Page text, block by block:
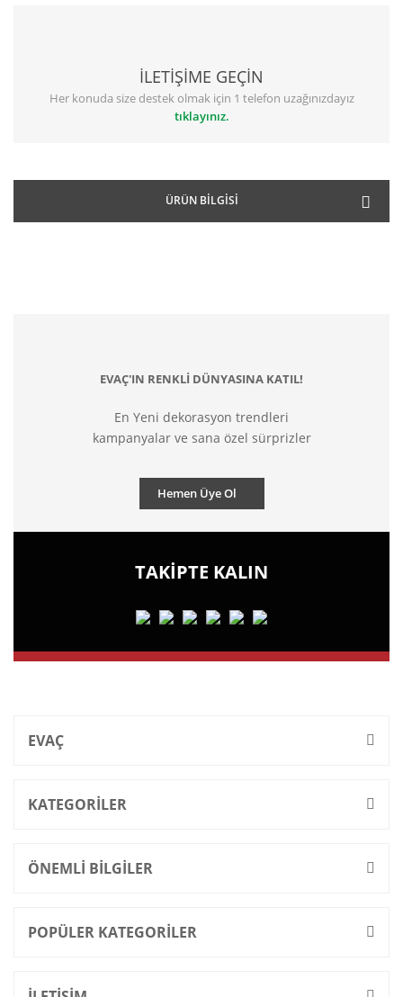
İLETİŞİME GEÇİN
Her konuda size destek olmak için 1 telefon uzağınızdayız
tıklayınız.
ÜRÜN BILGISI
EVAÇ'IN RENKLİ DÜNYASINA KATIL!
En Yeni dekorasyon trendleri
kampanyalar ve sana özel sürprizler
Hemen Üye Ol
TAKİPTE KALIN
EVAÇ
KATEGORİLER
ÖNEMLİ BİLGİLER
POPÜLER KATEGORİLER